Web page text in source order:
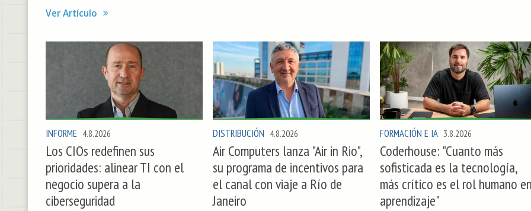
Ver Artículo
INFORME 4.8.2026
Los CIOs redefinen sus
prioridades: alinear TI con el
negocio supera a la
ciberseguridad
DISTRIBUCIÓN 4.8.2026
Air Computers lanza "Air in Rio",
su programa de incentivos para
el canal con viaje a Río de
Janeiro
FORMACIÓN E IA 3.8.2026
Coderhouse: "Cuanto más
sofisticada es la tecnología,
más crítico es el rol humano
aprendizaje"